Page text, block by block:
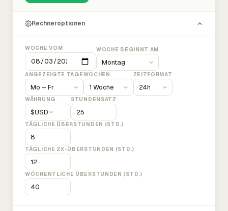
Rechneroptionen
WOCHE VOM WOCHE BEGINNT AM
ANGEZEIGTE TAGEWOCHEN ZEITFORMAT
WÄHRUNG
$USD
STUNDENSATZ
TÄGLICHE ÜBERSTUNDEN (STD.)
TÄGLICHE 2X-ÜBERSTUNDEN (STD.)
WÖCHENTLICHE ÜBERSTUNDEN (STD.)